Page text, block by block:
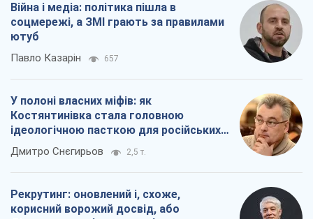
Війна і медіа: політика пішла в
соцмережі, а ЗМІ грають за правилами
ютуб
Павло Казарін 657
У полоні власних міфів: як
Костянтинівка стала головною
ідеологічною пасткою для російських
окупантів
Дмитро Снєгирьов 2,5 т.
Рекрутинг: оновлений і, схоже,
корисний ворожий досвід, або